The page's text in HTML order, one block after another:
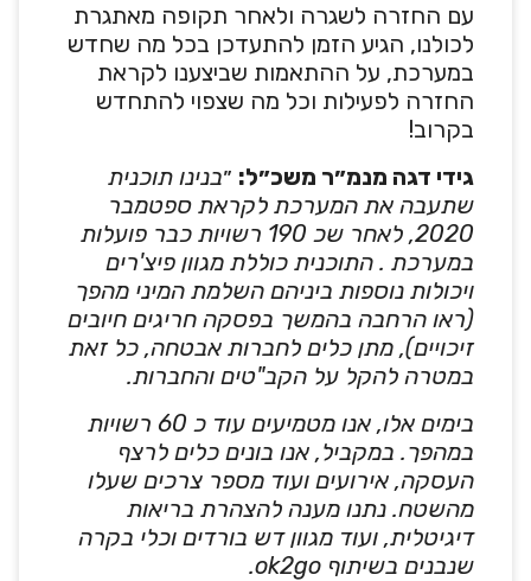
עם החזרה לשגרה ולאחר תקופה מאתגרת
לכולנו, הגיע הזמן להתעדכן בכל מה שחדש
במערכת, על ההתאמות שביצענו לקראת
החזרה לפעילות וכל מה שצפוי להתחדש
בקרוב!
גידי דגה מנמ״ר משכ״ל: ״בנינו תוכנית
שתעבה את המערכת לקראת ספטמבר
2020, לאחר שכ 190 רשויות כבר פועלות
במערכת . התוכנית כוללת מגוון פיצ'רים
ויכולות נוספות ביניהם השלמת המיני מהפך
(ראו הרחבה בהמשך בפסקה חריגים חיובים
זיכויים), מתן כלים לחברות אבטחה, כל זאת
במטרה להקל על הקב"טים והחברות.
בימים אלו, אנו מטמיעים עוד כ 60 רשויות
במהפך. במקביל, אנו בונים כלים לרצף
העסקה, אירועים ועוד מספר צרכים שעלו
מהשטח. נתנו מענה להצהרת בריאות
דיגיטלית, ועוד מגוון דש בורדים וכלי בקרה
שנבנים בשיתוף ok2go.